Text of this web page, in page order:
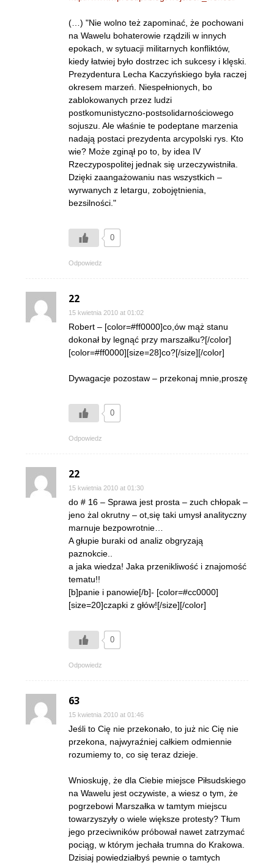
(…) "Nie wolno też zapominać, że pochowani
na Wawelu bohaterowie rządzili w innych
epokach, w sytuacji militarnych konfliktów,
kiedy łatwiej było dostrzec ich sukcesy i klęski.
Prezydentura Lecha Kaczyńskiego była raczej
okresem marzeń. Niespełnionych, bo
zablokowanych przez ludzi
postkomunistyczno-postsolidarnościowego
sojuszu. Ale właśnie te podeptane marzenia
nadają postaci prezydenta arcypolski rys. Kto
wie? Może zginął po to, by idea IV
Rzeczypospolitej jednak się urzeczywistniła.
Dzięki zaangażowaniu nas wszystkich –
wyrwanych z letargu, zobojętnienia,
bezsilności."
0
Odpowiedz
22
15 kwietnia 2010 at 01:02
Robert – [color=#ff0000]co,ów mąż stanu
dokonał by legnąć przy marszałku?[/color]
[color=#ff0000][size=28]co?[/size][/color]
Dywagacje pozostaw – przekonaj mnie,proszę
0
Odpowiedz
22
15 kwietnia 2010 at 01:30
do # 16 – Sprawa jest prosta – zuch chłopak –
jeno żal okrutny – ot,się taki umysł analityczny
marnuje bezpowrotnie…
A głupie buraki od analiz obgryzają
paznokcie..
a jaka wiedza! Jaka przenikliwość i znajomość
tematu!!
[b]panie i panowie[/b]- [color=#cc0000]
[size=20]czapki z głów![/size][/color]
0
Odpowiedz
63
15 kwietnia 2010 at 01:46
Jeśli to Cię nie przekonało, to już nic Cię nie
przekona, najwyraźniej całkiem odmiennie
rozumiemy to, co się teraz dzieje.
Wnioskuję, że dla Ciebie miejsce Piłsudskiego
na Wawelu jest oczywiste, a wiesz o tym, że
pogrzebowi Marszałka w tamtym miejscu
towarzyszyły o wiele większe protesty? Tłum
jego przeciwników próbował nawet zatrzymać
pociąg, w którym jechała trumna do Krakowa.
Dzisiaj powiedziałbyś pewnie o tamtych